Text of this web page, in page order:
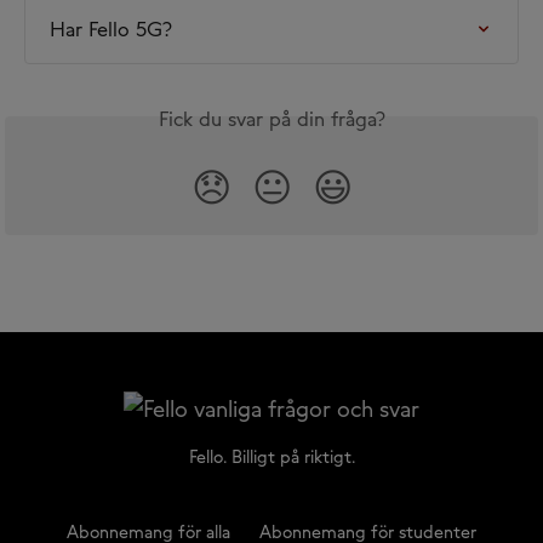
Har Fello 5G?
Fick du svar på din fråga?
😞 😐 😃
Fello. Billigt på riktigt.
Abonnemang för alla Abonnemang för studenter